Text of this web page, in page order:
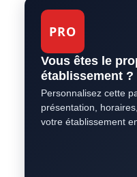
PRO
Vous êtes le
établissement ?
Personnalisez cette
présentation,
votre établissement